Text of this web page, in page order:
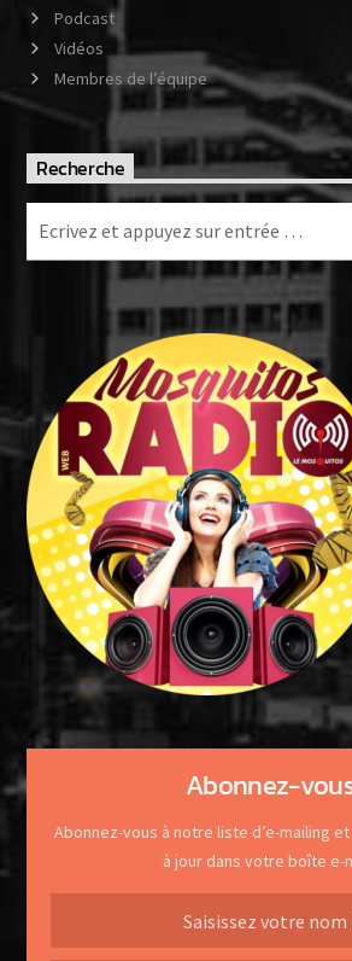
Podcast
Vidéos
Membres de l’équipe
Recherche
Abonnez-
Abonnez-vous à notre liste d’e-mailing
à jour dans votre boîte e-